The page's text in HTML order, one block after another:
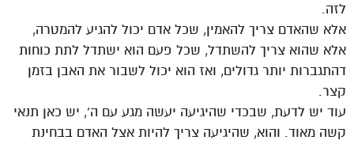
לזה.
אלא שהאדם צריך להאמין, שכל אדם יכול להגיע להמטרה,
אלא שהוא צריך להשתדל, שכל פעם הוא ישתדל לתת כוחות
דהתגברות יותר גדולים, ואז הוא יכול לשבור את האבן בזמן
קצר.
עוד יש לדעת, שבכדי שהיגיעה יעשה מגע עם ה’, יש כאן תנאי
קשה מאוד. והוא, שהיגיעה צריך להיות אצל האדם בבחינת